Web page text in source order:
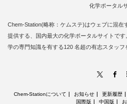
化学ポータル
Chem-Station(略称：ケムステ)はウェブに混在
提供する、国内最大の化学ポータルサイトで
学の専門知識を有する120 名超の有志スタッフ
Chem-Stationについて お知らせ 更新履歴
国際版
中国版